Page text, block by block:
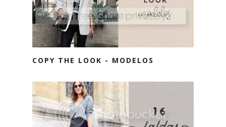
COPY THE LOOK - MODELOS